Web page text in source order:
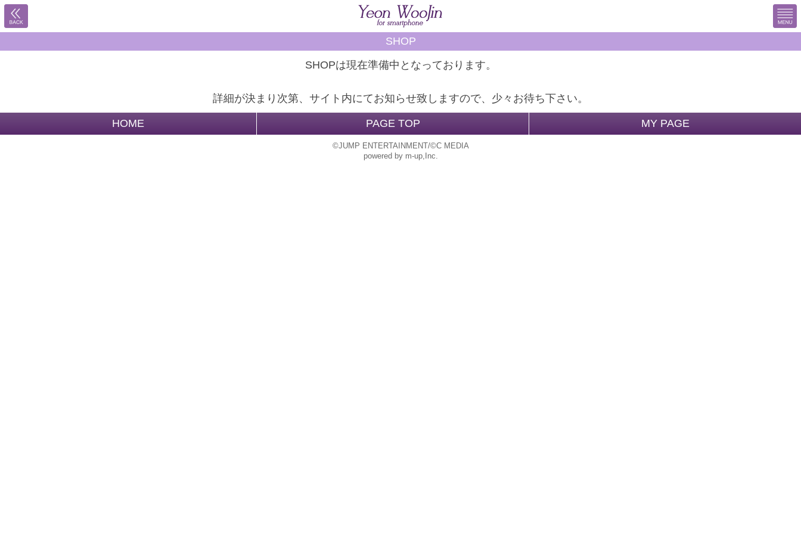
SHOP
SHOPは現在準備中となっております。
詳細が決まり次第、サイト内にてお知らせ致しますので、少々お待ち下さい。
HOME PAGE TOP MY PAGE
©JUMP ENTERTAINMENT/©C MEDIA
powered by m-up,Inc.